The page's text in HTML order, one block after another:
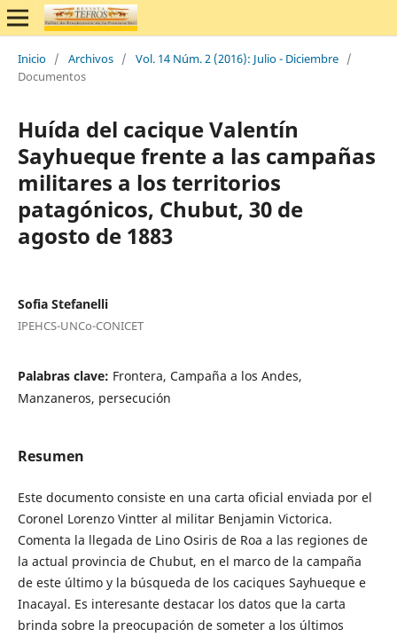
Inicio / Archivos / Vol. 14 Núm. 2 (2016): Julio - Diciembre /
Documentos
Huída del cacique Valentín
Sayhueque frente a las campañas
militares a los territorios
patagónicos, Chubut, 30 de
agosto de 1883
Sofia Stefanelli
IPEHCS-UNCo-CONICET
Palabras clave: Frontera, Campaña a los Andes,
Manzaneros, persecución
Resumen
Este documento consiste en una carta oficial enviada por el
Coronel Lorenzo Vintter al militar Benjamin Victorica.
Comenta la llegada de Lino Osiris de Roa a las regiones de
la actual provincia de Chubut, en el marco de la campaña
de este último y la búsqueda de los caciques Sayhueque e
Inacayal. Es interesante destacar los datos que la carta
brinda sobre la preocupación de someter a los últimos